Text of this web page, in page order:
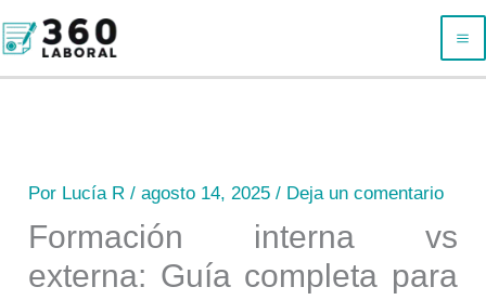
al
contenido
Por Lucía R/agosto 14, 2025/ Deja un comentario
Formación interna vs
externa: Guía completa para
B
u
r